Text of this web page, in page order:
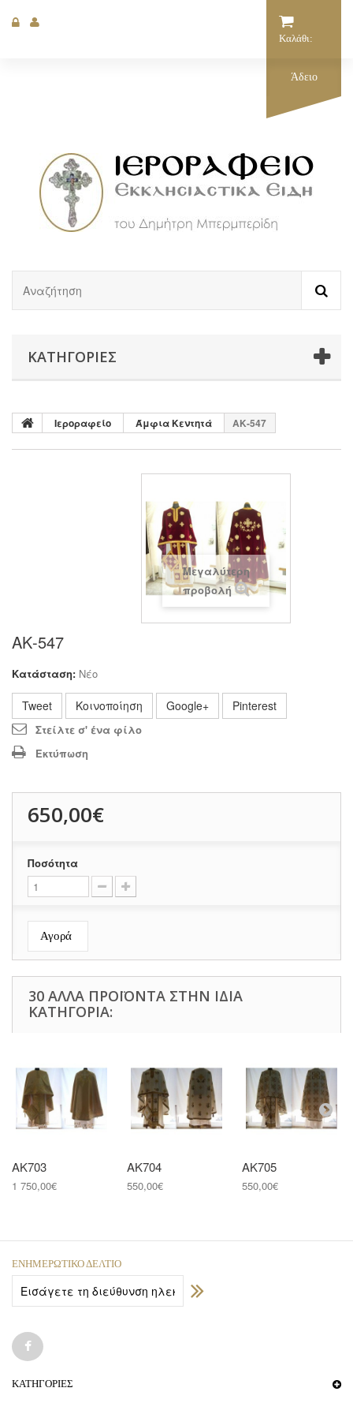
Καλάθι:
Άδειο
ΚΑΤΗΓΟΡΊΕΣ
Ιεροραφείο Άμφια Κεντητά ΑΚ-547
Μεγαλύτερη
προβολή
ΑΚ-547
Κατάσταση: Νέο
Tweet Κοινοποίηση Google+ Pinterest
Στείλτε σ' ένα φίλο
Εκτύπωση
650,00€
Ποσότητα
Αγορά
30 ΆΛΛΑ ΠΡΟΪΌΝΤΑ ΣΤΗΝ ΊΔΙΑ
ΚΑΤΗΓΟΡΊΑ:
ΑΚ703
1 750,00€
ΑΚ704
550,00€
ΑΚ705
550,00€
ΕΝΗΜΕΡΩΤΙΚΌ ΔΕΛΤΊΟ
ΚΑΤΗΓΟΡΊΕΣ